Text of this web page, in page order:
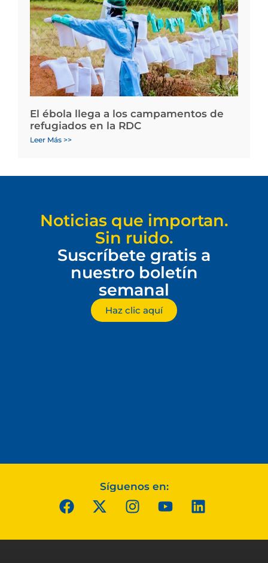
El ébola llega a los campamentos de
refugiados en la RDC
Leer Más >>
Noticias que importan.
Sin ruido.
Suscríbete gratis a
nuestro boletín
semanal
Haz clic aquí
Síguenos en: